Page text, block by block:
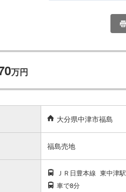
万円
大分県中津市福島
福島売地
ＪＲ日豊本線 東中津駅
車で8分